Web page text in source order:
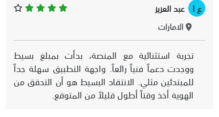
ع ا عبد العزيز
الامارات
تجربة استثنائية مع المنصة، بدأت بمبلغ بسيط
ووجدت دعماً فنياً رائعاً. واجهة التطبيق سهلة جداً
للمبتدئين مثلي. الانتقاد البسيط هو أن التحقق من
الهوية أخذ وقتاً أطول قليلاً من المتوقع.